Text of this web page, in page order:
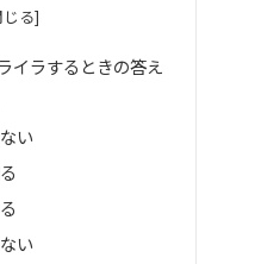
イラするときの答え
い
い